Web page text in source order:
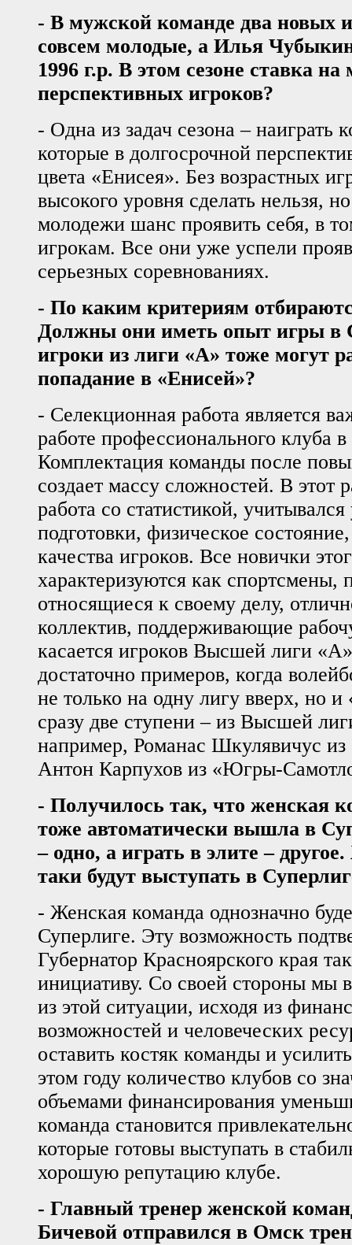
- В мужской команде два новых
совсем молодые, а Илья
1996 г.р. В этом сезоне ставка
перспективных игроков?
- Одна из задач сезона – наиграть
которые в долгосрочной
цвета «Енисея». Без возрастных
высокого уровня сделать нельзя,
молодежи шанс проявить себя, в
игрокам. Все они уже успели
серьезных соревнованиях.
- По каким критериям
Должны они иметь опыт игры в
игроки из лиги «А» тоже могут
попадание в «Енисей»?
- Селекционная работа является
работе профессионального клуба
Комплектация команды после
создает массу сложностей. В этот
работа со статистикой, учитывался
подготовки, физическое
качества игроков. Все новички
характеризуются как спортсмены,
относящиеся к своему делу,
коллектив, поддерживающие
касается игроков Высшей лиги
достаточно примеров, когда
не только на одну лигу вверх, но и
сразу две ступени – из Высшей
например, Романас Шкулявичус из
Антон Карпухов из «Югры-
- Получилось так, что женская
тоже автоматически вышла в
– одно, а играть в элите – другое.
таки будут выступать в
- Женская команда однозначно
Суперлиге. Эту возможность
Губернатор Красноярского края
инициативу. Со своей стороны
из этой ситуации, исходя из
возможностей и человеческих
оставить костяк команды и
этом году количество клубов со
объемами финансирования
команда становится
которые готовы выступать в
хорошую репутацию клубе.
- Главный тренер женской
Бичевой отправился в Омск